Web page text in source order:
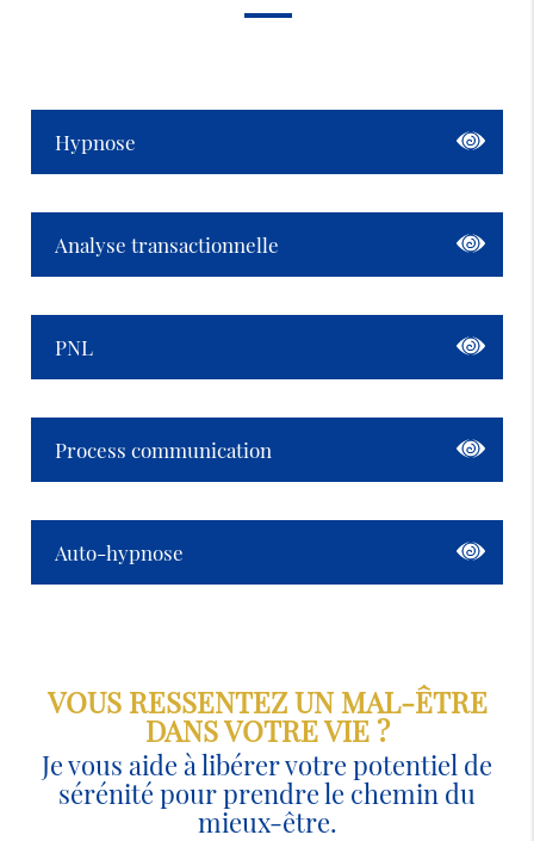
Hypnose
Analyse transactionnelle
PNL
Process communication
Auto-hypnose
VOUS RESSENTEZ UN MAL-ÊTRE
DANS VOTRE VIE ?
Je vous aide à libérer votre potentiel de
sérénité pour prendre le chemin du
mieux-être.